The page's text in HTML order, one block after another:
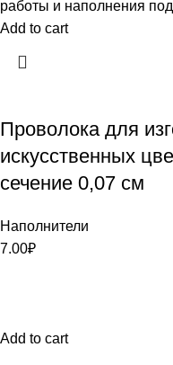
работы и наполнения
Add to cart
Проволока для
искусственных
сечение 0,07 см
Наполнители
7.00₽
Add to cart